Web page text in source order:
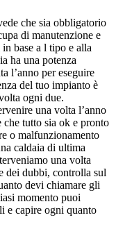
che sia obbligatorio
di manutenzione e
in base a l tipo e alla
ha una potenza
l’anno per eseguire
del tuo impianto è
ogni due.
una volta l’anno
tutto sia ok e pronto
o malfunzionamento
caldaia di ultima
una volta
dei dubbi, controlla sul
devi chiamare gli
momento puoi
e capire ogni quanto